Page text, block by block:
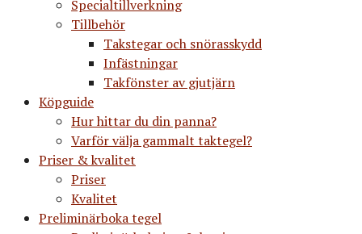
Specialtillverkning
Tillbehör
Takstegar och snörasskydd
Infästningar
Takfönster av gjutjärn
Köpguide
Hur hittar du din panna?
Varför välja gammalt taktegel?
Priser & kvalitet
Priser
Kvalitet
Preliminärboka tegel